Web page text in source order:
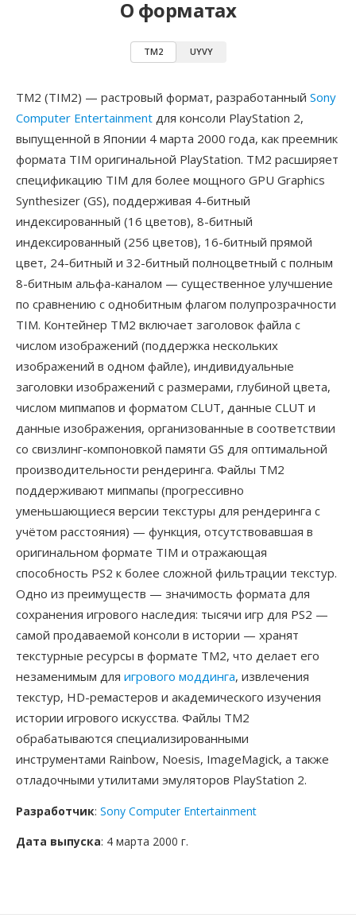
О форматах
TM2 UYVY
TM2 (TIM2) — растровый формат, разработанный Sony
Computer Entertainment для консоли PlayStation 2,
выпущенной в Японии 4 марта 2000 года, как преемник
формата TIM оригинальной PlayStation. TM2 расширяет
спецификацию TIM для более мощного GPU Graphics
Synthesizer (GS), поддерживая 4-битный
индексированный (16 цветов), 8-битный
индексированный (256 цветов), 16-битный прямой
цвет, 24-битный и 32-битный полноцветный с полным
8-битным альфа-каналом — существенное улучшение
по сравнению с однобитным флагом полупрозрачности
TIM. Контейнер TM2 включает заголовок файла с
числом изображений (поддержка нескольких
изображений в одном файле), индивидуальные
заголовки изображений с размерами, глубиной цвета,
числом мипмапов и форматом CLUT, данные CLUT и
данные изображения, организованные в соответствии
со свизлинг-компоновкой памяти GS для оптимальной
производительности рендеринга. Файлы TM2
поддерживают мипмапы (прогрессивно
уменьшающиеся версии текстуры для рендеринга с
учётом расстояния) — функция, отсутствовавшая в
оригинальном формате TIM и отражающая
способность PS2 к более сложной фильтрации текстур.
Одно из преимуществ — значимость формата для
сохранения игрового наследия: тысячи игр для PS2 —
самой продаваемой консоли в истории — хранят
текстурные ресурсы в формате TM2, что делает его
незаменимым для игрового моддинга, извлечения
текстур, HD-ремастеров и академического изучения
истории игрового искусства. Файлы TM2
обрабатываются специализированными
инструментами Rainbow, Noesis, ImageMagick, а также
отладочными утилитами эмуляторов PlayStation 2.
Разработчик: Sony Computer Entertainment
Дата выпуска: 4 марта 2000 г.